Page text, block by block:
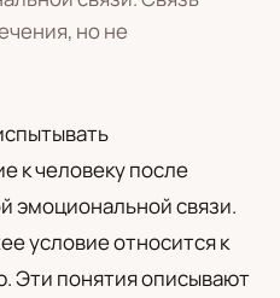
Русский
но не
к человеку после
эмоциональной связи.
условие относится к
Эти понятия описывают